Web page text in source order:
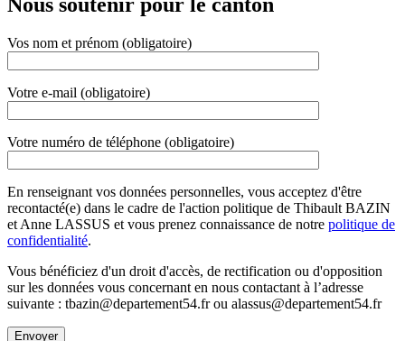
Vos nom et prénom (obligatoire)
Votre e-mail (obligatoire)
Votre numéro de téléphone (obligatoire)
En renseignant vos données personnelles, vous acceptez d'être
recontacté(e) dans le cadre de l'action politique de Thibault BAZIN
et Anne LASSUS et vous prenez connaissance de notre politique de
confidentialité.
Vous bénéficiez d'un droit d'accès, de rectification ou d'opposition
sur les données vous concernant en nous contactant à l’adresse
suivante : tbazin@departement54.fr ou alassus@departement54.fr